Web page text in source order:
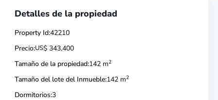
Detalles de la propiedad
Property Id:42210
Precio:US$ 343,400
Tamaño de la propiedad:142 m2
Tamaño del lote del Inmueble:142 m2
Dormitorios:3